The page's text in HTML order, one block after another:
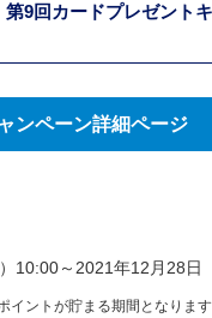
第9回カードプレゼント
ンペーン詳細ページ
10:00～2021年12月28日
ントが貯まる期間となります